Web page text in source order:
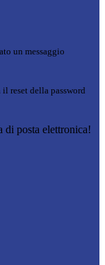
un messaggio
reset della password
di posta elettronica!